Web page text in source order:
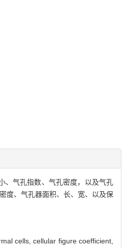
、气孔指数、气孔密度，以及气孔
度、气孔器面积、长、宽、以及保
cells, cellular figure coefficient,